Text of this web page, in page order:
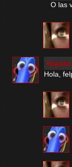
O las
felpido
Hola,